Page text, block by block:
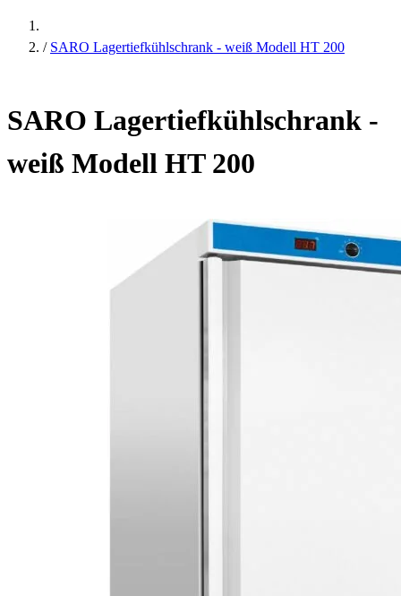
/ SARO Lagertiefkühlschrank - weiß Modell HT 200
SARO Lagertiefkühlschrank -
weiß Modell HT 200